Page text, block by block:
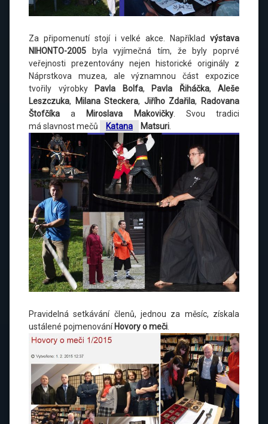
Za připomenutí stojí i velké akce. Například výstava
NIHONTO-2005 byla vyjímečná tím, že byly poprvé
veřejnosti prezentovány nejen historické originály z
Náprstkova muzea, ale významnou část expozice
tvořily výrobky
Pavla Bolfa, Pavla Řiháčka, Aleše
Leszczuka, Milana Steckera, Jiřího Zdařila,
Radovana
Štofčíka a Miroslava Makovičky. Svou tradici
má slavnost mečů
Katana Matsuri.
Pravidelná setkávání členů, jednou za měsíc, získala
ustálené pojmenováníHovory o meči